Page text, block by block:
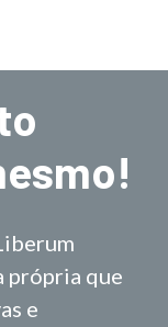
própria que
e